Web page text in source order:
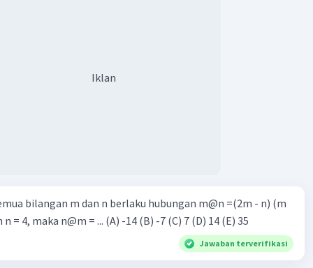
Iklan
bilangan m dan n berlaku hubungan m@n =(2m - n) (m
n = 4, maka n@m = ... (A) -14 (B) -7 (C) 7 (D) 14 (E) 35
Jawaban terverifikasi